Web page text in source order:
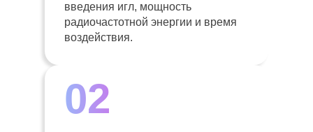
введения игл, мощность
радиочастотной энергии и время
воздействия.
02